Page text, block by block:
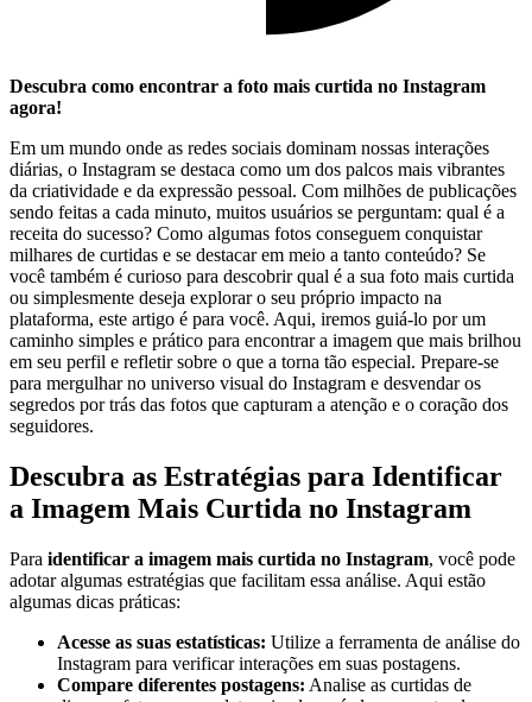
Descubra ⁢como encontrar a ​foto mais curtida no Instagram
agora!
Em ‍um mundo onde as redes ⁤sociais ⁤dominam nossas interações
diárias, o Instagram se destaca como um dos palcos mais⁢ vibrantes
da criatividade e da ⁢expressão pessoal. ⁣Com milhões de publicações
sendo feitas a cada minuto, muitos usuários se perguntam: qual é a
receita ⁤do sucesso? Como algumas fotos conseguem conquistar
milhares de ​curtidas‍ e se destacar em⁣ meio a tanto conteúdo? Se
você também é curioso para descobrir qual é​ a ‌sua foto mais⁣ curtida
ou simplesmente deseja explorar o seu próprio impacto na
plataforma, este artigo é ‌para você. ⁣Aqui,⁢ iremos guiá-lo por um
caminho⁣ simples e prático para encontrar ⁣a imagem ​que mais brilhou
em seu perfil e refletir sobre o que a ‌torna tão especial. Prepare-se
para mergulhar no universo visual do⁢ Instagram ⁣e desvendar os
segredos por trás ⁤das ​fotos⁢ que⁣ capturam a​ atenção e o coração dos
seguidores.
Descubra as Estratégias para Identificar
a Imagem Mais⁢ Curtida no Instagram
Para identificar a imagem mais curtida no ‍Instagram, você pode
adotar ‍algumas estratégias que facilitam essa análise. Aqui estão
‍algumas dicas práticas:
Acesse as suas estatísticas: ⁢Utilize a ferramenta de análise do
​Instagram para verificar interações em suas postagens.
Compare ⁢diferentes postagens: Analise as curtidas de